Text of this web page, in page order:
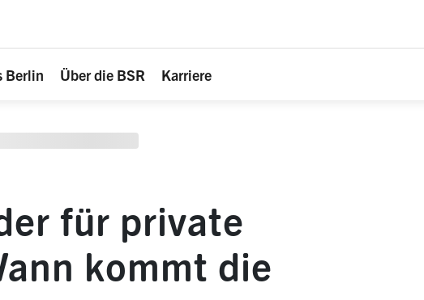
Berlin Über die BSR Karriere
für private
kommt die